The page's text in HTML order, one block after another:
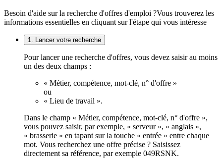
Besoin d'aide sur la recherche d'offres d'emploi ?Vous trouverez les
informations essentielles en cliquant sur l'étape qui vous intéresse
1. Lancer votre recherche
Pour lancer une recherche d'offres, vous devez saisir au moins
un des deux champs :
« Métier, compétence, mot-clé, n° d'offre »
ou
« Lieu de travail ».
Dans le champ « Métier, compétence, mot-clé, n° d'offre »,
vous pouvez saisir, par exemple, « serveur », « anglais »,
« brasserie » en tapant sur la touche « entrée » entre chaque
mot. Vous recherchez une offre précise ? Saisissez
directement sa référence, par exemple 049RSNK.